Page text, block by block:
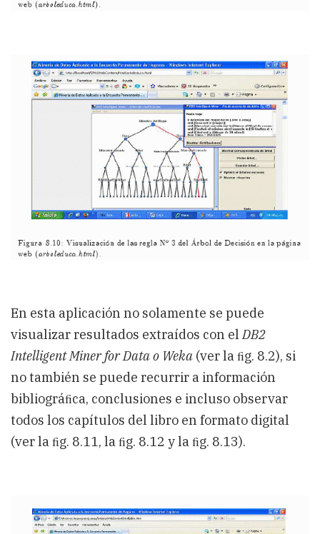
En esta aplicación no solamente se puede
visualizar resultados extraídos con elDB2
Intelligent Miner for Data o Weka (ver la ﬁg. 8.2), si
no también se puede recurrir a información
bibliográﬁca, conclusiones e incluso observar
todos los capítulos del libro en formato digital
(ver la ﬁg. 8.11, la ﬁg. 8.12 y la ﬁg. 8.13).